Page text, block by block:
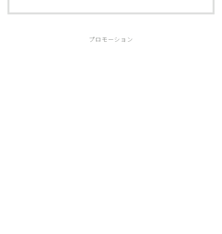
プロモーション